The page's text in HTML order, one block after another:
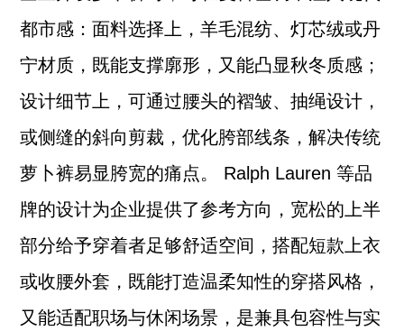
都市感：面料选择上，羊毛混纺、灯芯绒或丹
宁材质，既能支撑廓形，又能凸显秋冬质感；
设计细节上，可通过腰头的褶皱、抽绳设计，
或侧缝的斜向剪裁，优化胯部线条，解决传统
萝卜裤易显胯宽的痛点。 Ralph Lauren 等品
牌的设计为企业提供了参考方向，宽松的上半
部分给予穿着者足够舒适空间，搭配短款上衣
或收腰外套，既能打造温柔知性的穿搭风格，
又能适配职场与休闲场景，是兼具包容性与实